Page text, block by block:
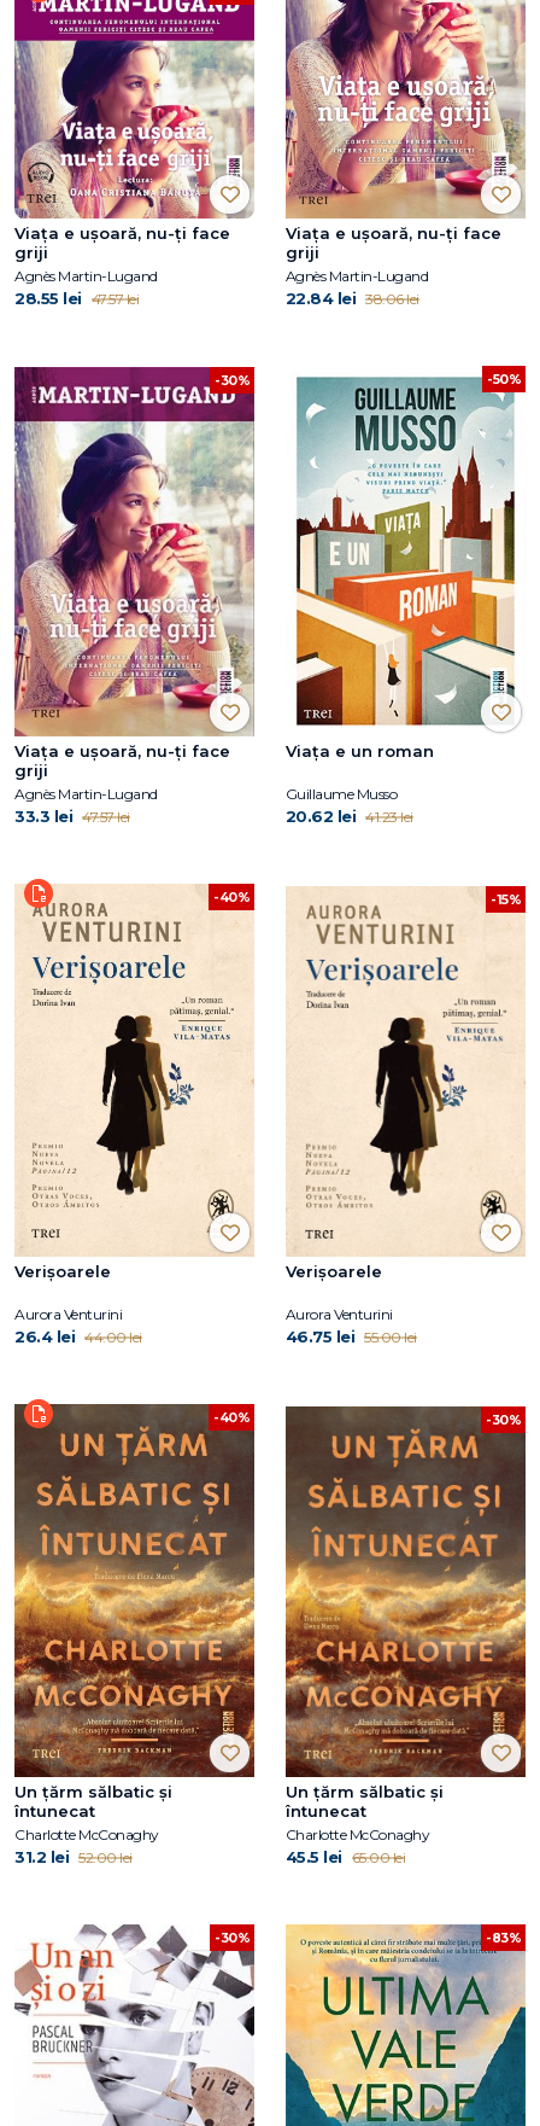
Viața e ușoară, nu-ți face
griji
Agnès Martin-Lugand
28.55 lei 47.57 lei
Viața e ușoară, nu-ți face
griji
Agnès Martin-Lugand
22.84 lei 38.06 lei
-30%
Viața e ușoară, nu-ți face
griji
Agnès Martin-Lugand
33.3 lei 47.57 lei
-50%
Viața e un roman
Guillaume Musso
20.62 lei 41.23 lei
-40%
Verișoarele
Aurora Venturini
26.4 lei 44.00 lei
-15%
Verișoarele
Aurora Venturini
46.75 lei 55.00 lei
-40%
Un țărm sălbatic și
întunecat
Charlotte McConaghy
31.2 lei 52.00 lei
-30%
Un țărm sălbatic și
întunecat
Charlotte McConaghy
45.5 lei 65.00 lei
-30% -83%